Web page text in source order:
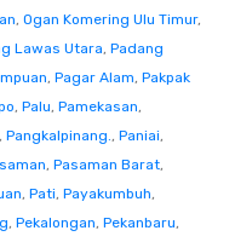
, Ogan Komering Ulu Timur,
Lawas Utara, Padang
, Pagar Alam, Pakpak
, Palu, Pamekasan,
, Pangkalpinang., Paniai,
, Pasaman Barat,
, Pati, Payakumbuh,
, Pekalongan, Pekanbaru,